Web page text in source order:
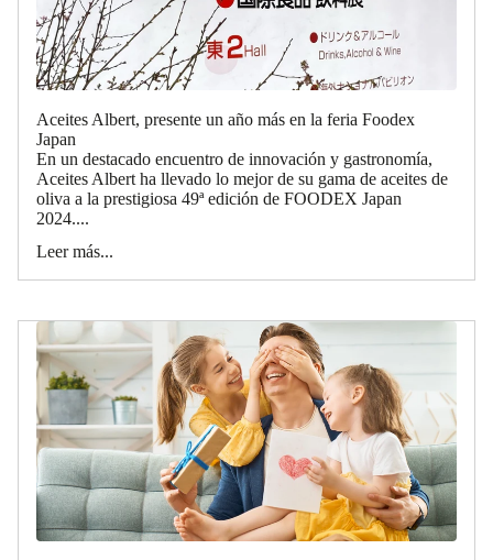
Aceites Albert, presente un año más en la feria Foodex
Japan
En un destacado encuentro de innovación y gastronomía,
Aceites Albert ha llevado lo mejor de su gama de aceites de
oliva a la prestigiosa 49ª edición de FOODEX Japan
2024....
Leer más...